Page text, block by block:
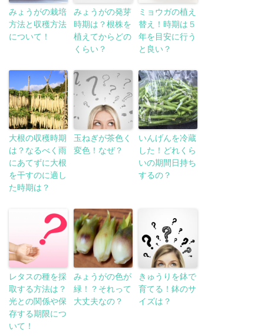
みょうがの栽培
方法と収穫方法
について！
みょうがの発芽
時期は？根株を
植えてからどの
くらい？
ミョウガの植え
替え！時期は５
年を目安に行う
と良い？
大根の収穫時期
は？なるべく雨
にあてずに大根
を干すのに適し
た時期は？
玉ねぎが茶色く
変色！なぜ？
いんげんを冷蔵
した！どれくら
いの期間日持ち
するの？
レタスの種を採
取する方法は？
光との関係や保
存する期限につ
いて！
みょうがの色が
緑！？それって
大丈夫なの？
きゅうりを鉢で
育てる！鉢のサ
イズは？